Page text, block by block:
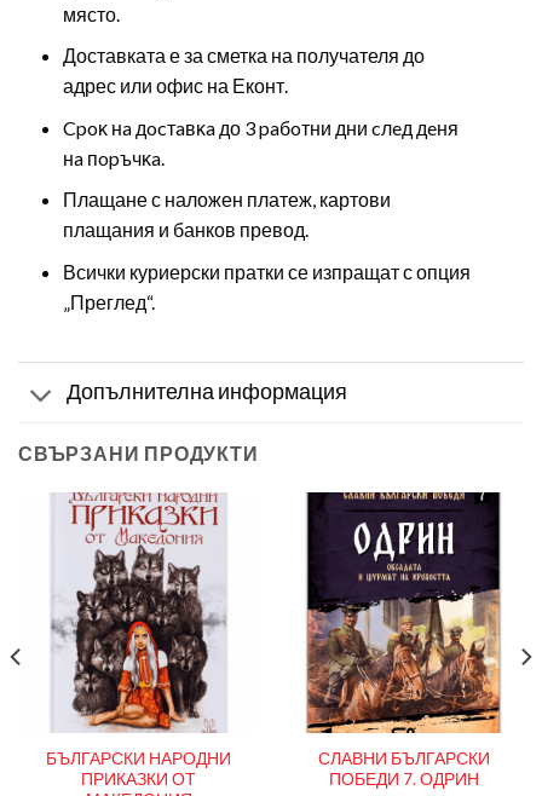
място.
Доставката е за сметка на получателя до
адрес или офис на Еконт.
Cpoĸ нa дocтaвĸa до 3 paбoтни дни cлeд дeня
нa пopъчĸa.
Плащане с наложен платеж, картови
плащания и банков превод.
Всички куриерски пратки се изпращат с опция
„Преглед“.
Допълнителна информация
СВЪРЗАНИ ПРОДУКТИ
БЪЛГАРСКИ НАРОДНИ
ПРИКАЗКИ ОТ
СЛАВНИ БЪЛГАРСКИ
ПОБЕДИ 7. ОДРИН